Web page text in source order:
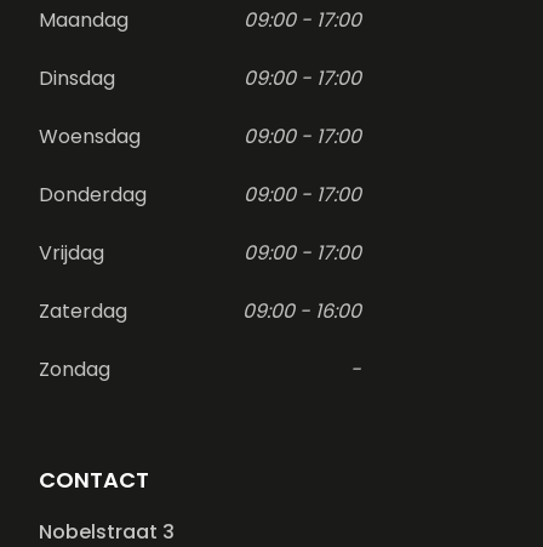
Maandag 09:00 - 17:00
Dinsdag 09:00 - 17:00
Woensdag 09:00 - 17:00
Donderdag 09:00 - 17:00
Vrijdag 09:00 - 17:00
Zaterdag 09:00 - 16:00
Zondag -
CONTACT
Nobelstraat 3